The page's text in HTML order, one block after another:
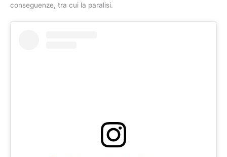
conseguenze, tra cui la paralisi.